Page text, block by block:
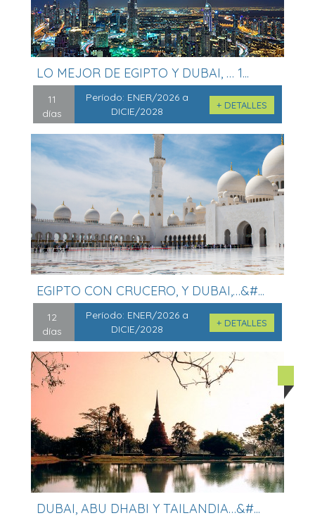
LO MEJOR DE EGIPTO Y DUBAI, … 1...
11
días
Período: ENER/2026 a
DICIE/2028
+ DETALLES
EGIPTO CON CRUCERO, Y DUBAI,…&#...
12
días
Período: ENER/2026 a
DICIE/2028
+ DETALLES
DUBAI, ABU DHABI Y TAILANDIA…&#...